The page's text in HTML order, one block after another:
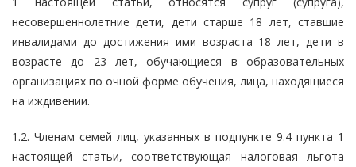
несовершеннолетние дети, дети старше 18 лет, ставшие
инвалидами до достижения ими возраста 18 лет, дети в
возрасте до 23 лет, обучающиеся в образовательных
организациях по очной форме обучения, лица, находящиеся
на иждивении.
1.2. Членам семей лиц, указанных в подпункте 9.4 пункта 1
настоящей статьи, соответствующая налоговая льгота